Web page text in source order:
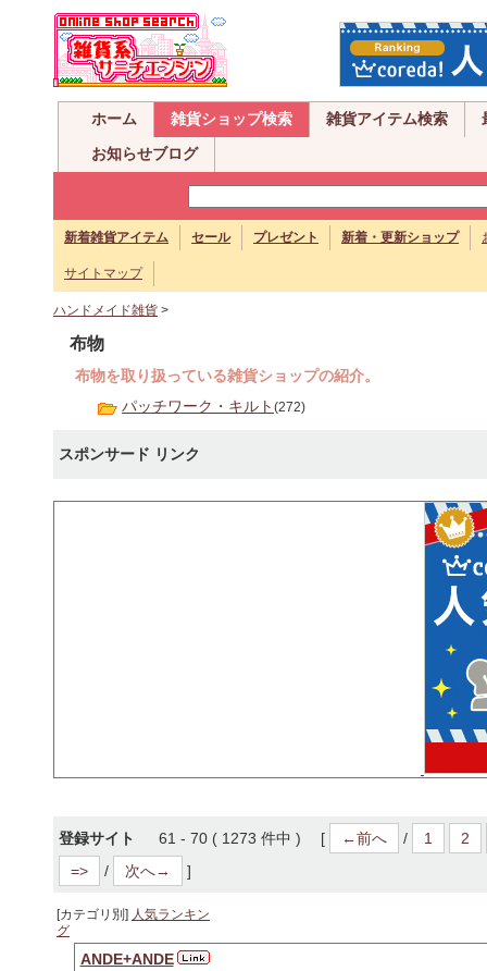
ホーム 雑貨ショップ検索 雑貨アイテム検索
お知らせブログ
新着雑貨アイテム セール プレゼント 新着・更新ショップ
サイトマップ
ハンドメイド雑貨 >
布物
布物を取り扱っている雑貨ショップの紹介。
パッチワーク・キルト (272)
スポンサード リンク
登録サイト 61 - 70 ( 1273 件中 ) [ ←前へ / 1
2
=>
/ 次へ→ ]
[カテゴリ別] 人気ランキン
グ
ANDE+ANDE